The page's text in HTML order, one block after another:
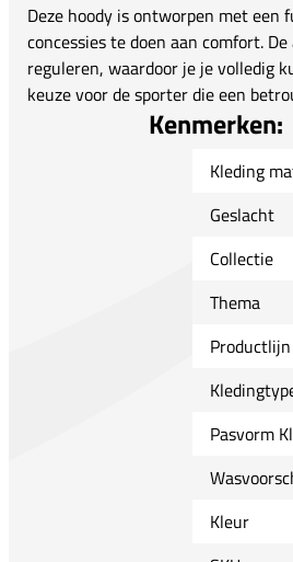
Deze hoody is ontworpen met een
concessies te doen aan comfort.
reguleren, waardoor je je volledig
keuze voor de sporter die een
Kenmerken:
Kleding
Geslacht
Collectie
Thema
Productlijn
Pasvorm
Kleur